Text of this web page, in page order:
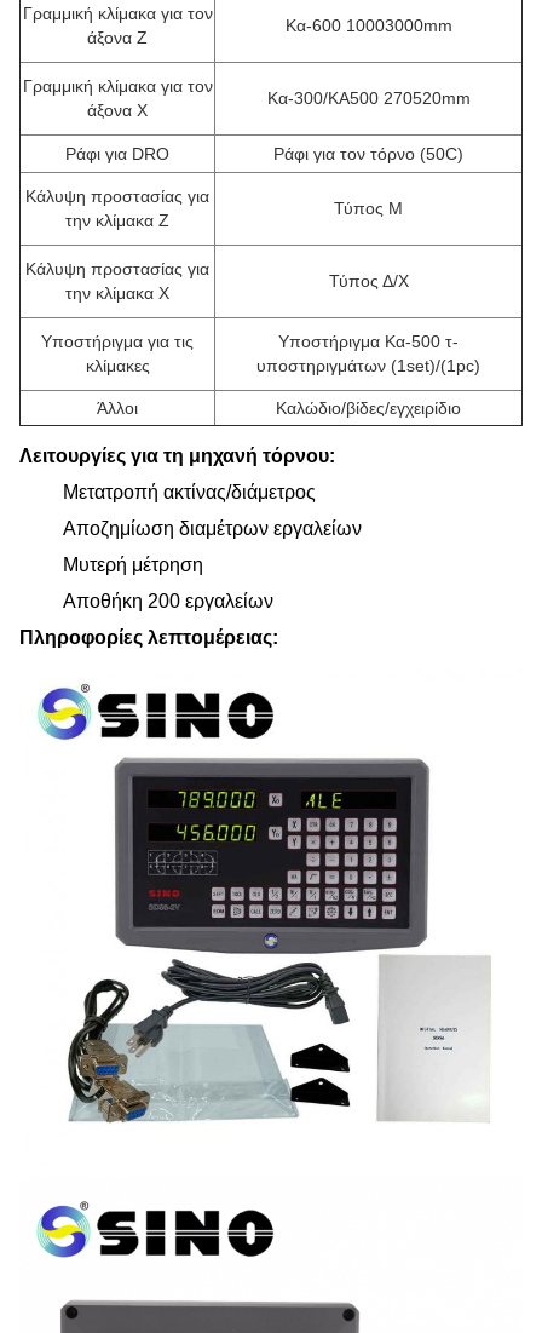
Γραμμική κλίμακα για τον
άξονα Ζ
Κα-600 10003000mm
Γραμμική κλίμακα για τον
άξονα Χ
Κα-300/KA500 270520mm
Ράφι για DRO Ράφι για τον τόρνο (50C)
Κάλυψη προστασίας για
την κλίμακα Ζ
Τύπος Μ
Κάλυψη προστασίας για
την κλίμακα Χ
Τύπος Δ/Χ
Υποστήριγμα για τις
κλίμακες
Υποστήριγμα Κα-500 τ-
υποστηριγμάτων (1set)/(1pc)
Άλλοι Καλώδιο/βίδες/εγχειρίδιο
Λειτουργίες για τη μηχανή τόρνου:
Μετατροπή ακτίνας/διάμετρος
Αποζημίωση διαμέτρων εργαλείων
Μυτερή μέτρηση
Αποθήκη 200 εργαλείων
Πληροφορίες λεπτομέρειας: